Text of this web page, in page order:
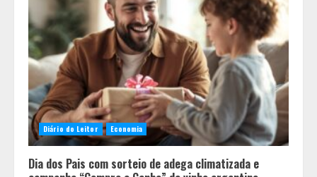
Diário do Leitor Economia
Dia dos Pais com sorteio de adega climatizada e
2
Em ato pelo fim do feminicídio,
Cristo Redentor se iluminou na cor
laranja